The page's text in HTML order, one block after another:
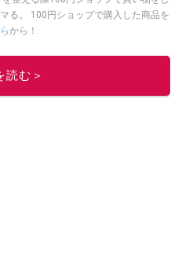
た商品を
から！
イチオシストの他の記事を読む
読む＞